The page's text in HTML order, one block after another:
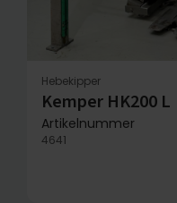
Hebekipper
Kemper HK200 L
Artikelnummer
4641